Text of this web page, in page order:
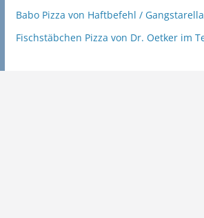
Babo Pizza von Haftbefehl / Gangstarella
Fischstäbchen Pizza von Dr. Oetker im